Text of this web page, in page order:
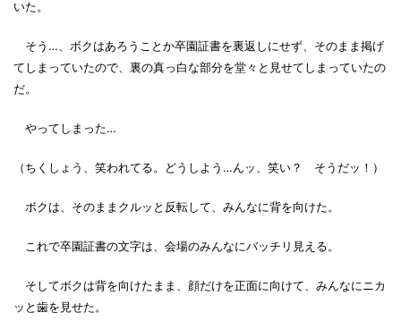
いた。
そう…、ボクはあろうことか卒園証書を裏返しにせず、そのまま掲げ
てしまっていたので、裏の真っ白な部分を堂々と見せてしまっていたの
だ。
やってしまった…
（ちくしょう、笑われてる。どうしよう…んッ、笑い？ そうだッ！）
ボクは、そのままクルッと反転して、みんなに背を向けた。
これで卒園証書の文字は、会場のみんなにバッチリ見える。
そしてボクは背を向けたまま、顔だけを正面に向けて、みんなにニカ
ッと歯を見せた。